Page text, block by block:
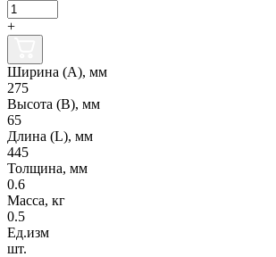
+
Ширина (А), мм
275
Высота (В), мм
65
Длина (L), мм
445
Толщина, мм
0.6
Масса, кг
0.5
Ед.изм
шт.